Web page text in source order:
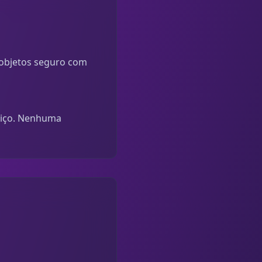
seguro com
Nenhuma